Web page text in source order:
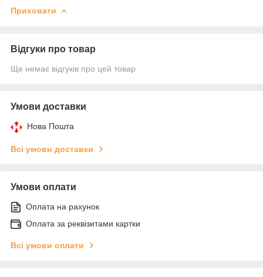
Приховати
Відгуки про товар
Ще немає відгуків про цей товар
Умови доставки
Нова Пошта
Всі умови доставки
Умови оплати
Оплата на рахунок
Оплата за реквізитами картки
Всі умови оплати